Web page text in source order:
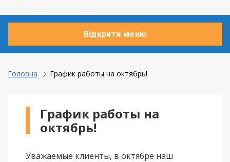
Відкрити меню
Головна График работы на октябрь!
График работы на
октябрь!
Уважаемые клиенты, в октябре наш
Алюмінієві вікна
Двері міжкімнатні
Ламінат